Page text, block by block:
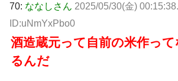
70: ななしさん 2025/05/30(金)
ID:uNmYxPbo0
酒造蔵元って自前の米作っ
るんだ